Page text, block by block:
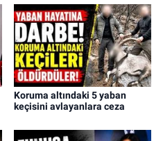
Koruma altındaki 5 yaban
keçisini avlayanlara ceza